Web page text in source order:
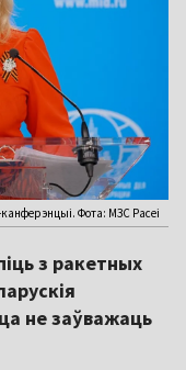
Фота: МЗС Расеі
з ракетных
не заўважаць